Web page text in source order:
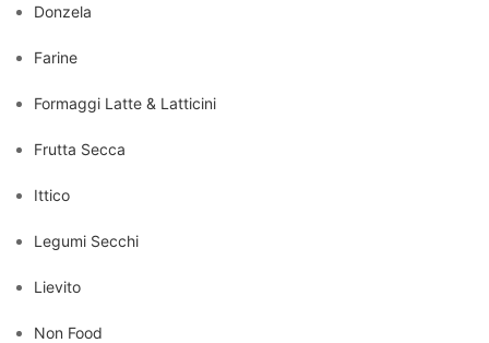
Donzela
Farine
Formaggi Latte & Latticini
Frutta Secca
Ittico
Legumi Secchi
Lievito
Non Food